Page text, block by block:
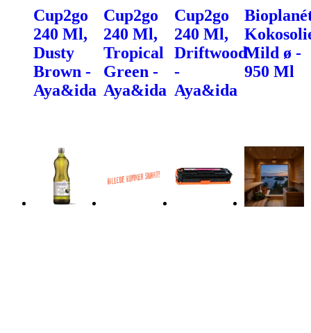
Cup2go
240 Ml,
Dusty
Brown -
Aya&ida
Cup2go
240 Ml,
Tropical
Green -
Aya&ida
Cup2go
240 Ml,
Driftwood
-
Aya&ida
Mild ø -
950 Ml